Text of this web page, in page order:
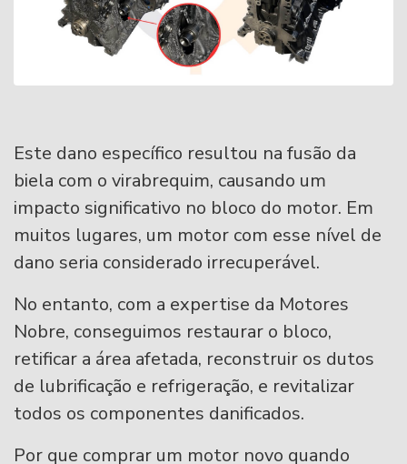
Este dano específico resultou na fusão da
biela com o virabrequim, causando um
impacto significativo no bloco do motor. Em
muitos lugares, um motor com esse nível de
dano seria considerado irrecuperável.
No entanto, com a expertise da Motores
Nobre, conseguimos restaurar o bloco,
retificar a área afetada, reconstruir os dutos
de lubrificação e refrigeração, e revitalizar
todos os componentes danificados.
Por que comprar um motor novo quando